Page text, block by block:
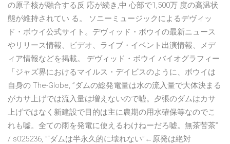
の原子核が融合する反 応が続き,中 心部で1,500万 度の高温状
態が維持されてい る。 ソニーミュージックによるデヴィッ
ド・ボウイ公式サイト。デヴィッド・ボウイの最新ニュース
やリリース情報、ビデオ、ライブ・イベント出演情報、メデ
ィア情報などを掲載。 デヴィッド・ボウイ バイオグラフィー
「ジャズ界におけるマイルス・デイビスのように、ボウイは
自身の The-Globe, ”ダムの総発電量は水の流入量で大体決まる
がカサ上げでは流入量は増えないので嘘。夕張のダムはカサ
上げではなく新建設で目的は主に農期の用水確保等なのでこ
れも嘘。全ての雨を発電に使えるわけねーだろ嘘。無茶苦茶”
/ s025236, ”“ダムは半永久的に壊れない”←原発は絶対